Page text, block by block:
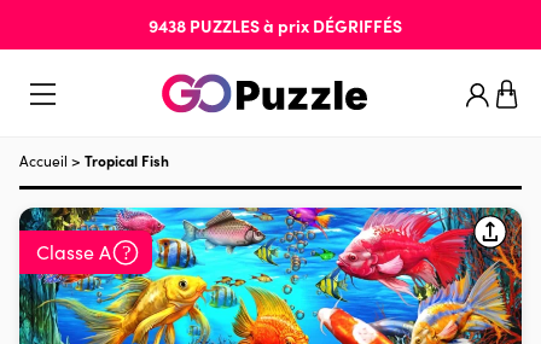
9438 PUZZLESà prix DÉGRIFFÉS
Accueil > Tropical Fish
Classe A